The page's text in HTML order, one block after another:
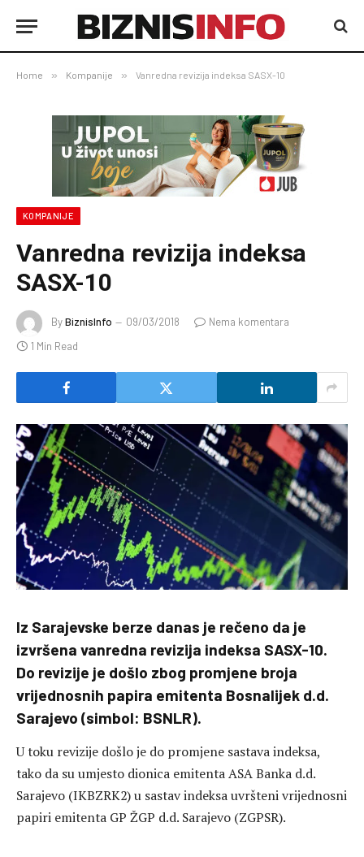
Home » Kompanije » Vanredna revizija indeksa SASX-10
KOMPANIJE
Vanredna revizija indeksa
SASX-10
ByBiznisInfo 09/03/2018
Nema komentara
1 Min Read
Iz Sarajevske berze danas je rečeno da je
izvršena vanredna revizija indeksa SASX-10.
Do revizije je došlo zbog promjene broja
vrijednosnih papira emitenta Bosnalijek d.d.
Sarajevo (simbol: BSNLR).
U toku revizije došlo je do promjene sastava indeksa,
tako da su umjesto dionica emitenta ASA Banka d.d.
Sarajevo (IKBZRK2) u sastav indeksa uvršteni vrijednosni
papiri emitenta GP ŽGP d.d. Sarajevo (ZGPSR).